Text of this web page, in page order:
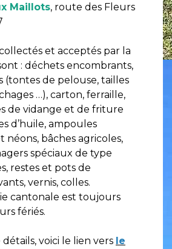
Maillots, route des Fleurs
et acceptés par la
: déchets encombrants,
(tontes de pelouse, tailles
…), carton, ferraille,
de vidange et de friture
d’huile, ampoules
néons, bâches agricoles,
spéciaux de type
restes et pots de
vernis, colles.
cantonale est toujours
fériés.
voici le lien vers le